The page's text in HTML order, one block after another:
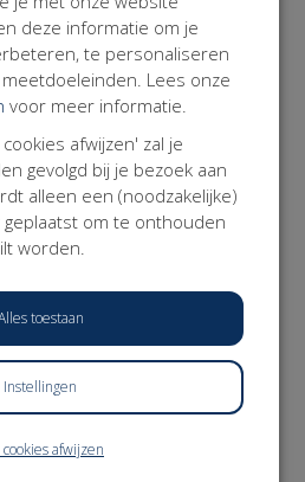
belangenplatform voor Modern
die zelfstandig werken. De
in voor een fundamentele
en het sociale stelsel.
zich verzekerd van dezelfde
meebewegen met hun leven,
ze daarin maken.
DONEER NU
deze informatie om je
te personaliseren
Lees onze
voor meer informatie.
afwijzen' zal je
gevolgd bij je bezoek aan
alleen een (noodzakelijke)
om te onthouden
worden.
Alles toestaan
Instellingen
afwijzen